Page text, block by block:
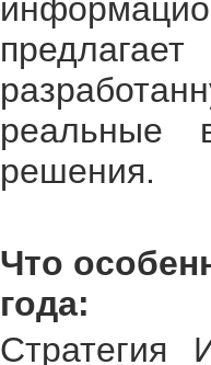
реальные
решения.
Что
года: